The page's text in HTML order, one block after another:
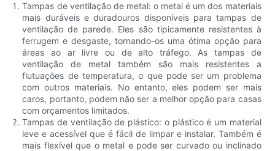
Tampas de ventilação de metal: o metal é um dos materiais
mais duráveis ​​e duradouros disponíveis para tampas de
ventilação de parede. Eles são tipicamente resistentes à
ferrugem e desgaste, tornando-os uma ótima opção para
áreas ao ar livre ou de alto tráfego. As tampas de
ventilação de metal também são mais resistentes a
flutuações de temperatura, o que pode ser um problema
com outros materiais. No entanto, eles podem ser mais
caros, portanto, podem não ser a melhor opção para casas
com orçamentos limitados.
Tampas de ventilação de plástico: o plástico é um material
leve e acessível que é fácil de limpar e instalar. Também é
mais flexível que o metal e pode ser curvado ou inclinado